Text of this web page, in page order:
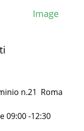
n.21 Roma
09:00 -12:30